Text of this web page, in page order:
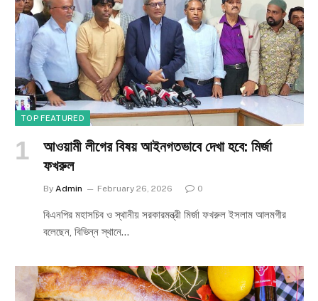
TOP FEATURED
আওয়ামী লীগের বিষয় আইনগতভাবে দেখা হবে: মির্জা
ফখরুল
By Admin February 26, 2026 0
বিএনপির মহাসচিব ও স্থানীয় সরকারমন্ত্রী মির্জা ফখরুল ইসলাম আলমগীর
বলেছেন, বিভিন্ন স্থানে…